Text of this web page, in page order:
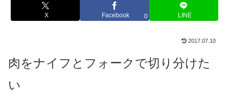
X Facebook 0 LINE
2017.07.10
肉をナイフとフォークで切り分けた
い